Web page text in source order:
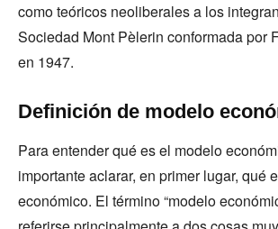
como teóricos neoliberales a los
Sociedad Mont Pèlerin conformada por
en 1947.
Definición de modelo
Para entender qué es el modelo
importante aclarar, en primer lugar, qué
económico. El término “modelo